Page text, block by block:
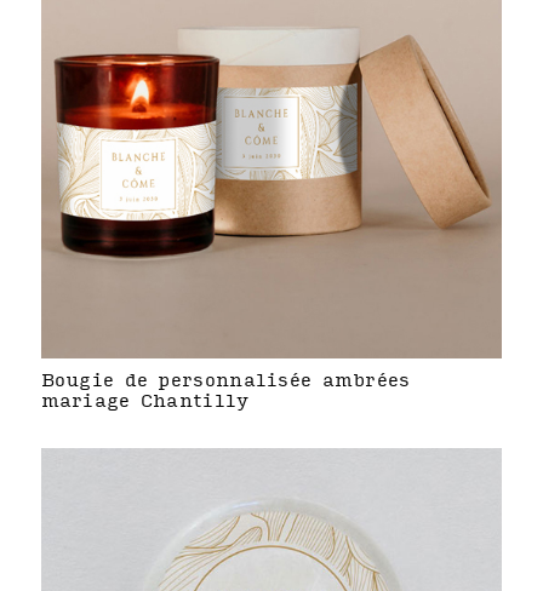
Bougie de personnalisée ambrées
mariage Chantilly